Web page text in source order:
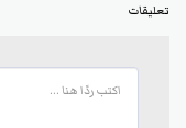
تعليقات